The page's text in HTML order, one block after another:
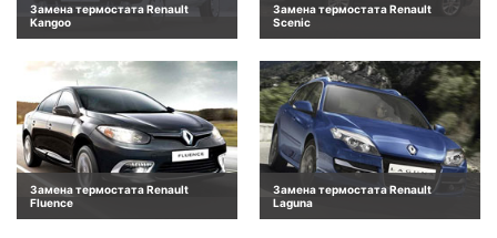
Замена термостата Renault
Kangoo
Замена термостата Renault
Scenic
Замена термостата Renault
Fluence
Замена термостата Renault
Laguna